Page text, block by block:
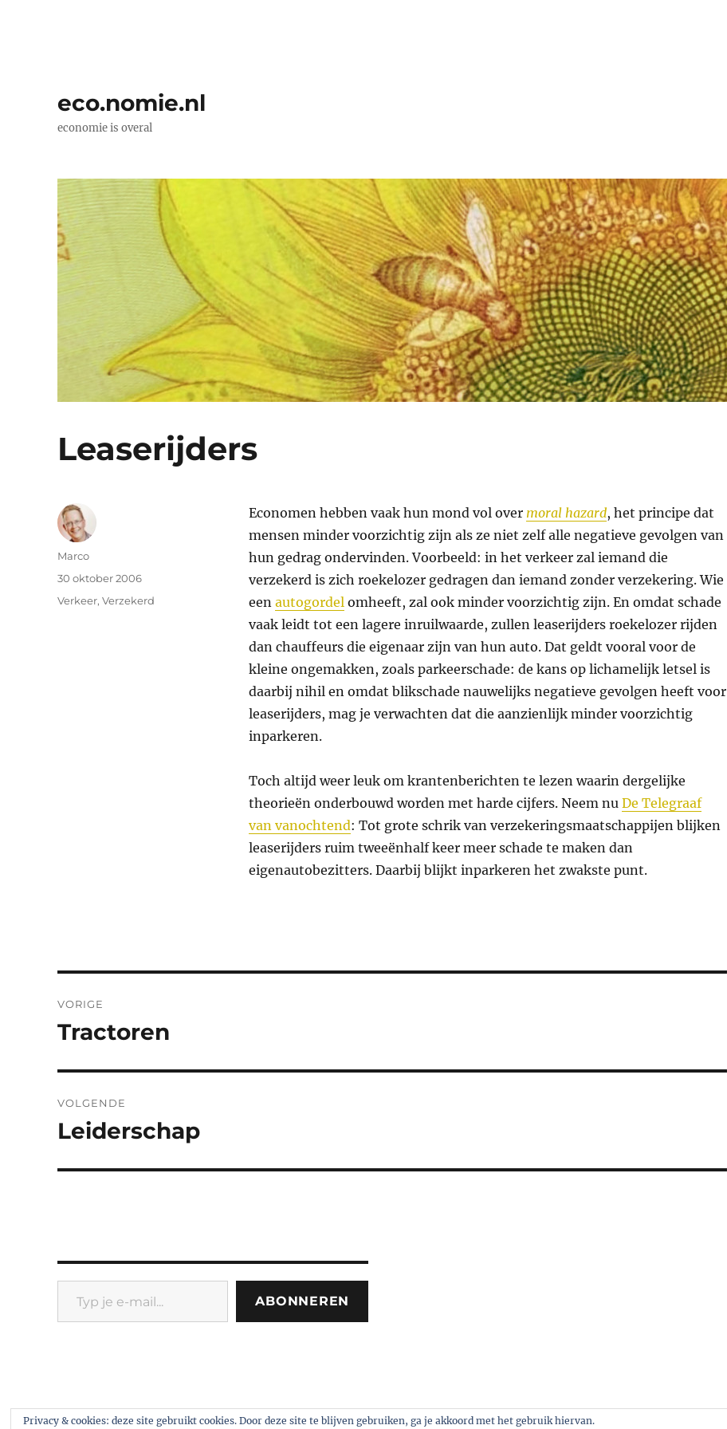
eco.nomie.nl
economie is overal
Leaserijders
Economen hebben vaak hun mond vol over moral hazard, het principe dat
mensen minder voorzichtig zijn als ze niet zelf alle negatieve gevolgen van
hun gedrag ondervinden. Voorbeeld: in het verkeer zal iemand die
verzekerd is zich roekelozer gedragen dan iemand zonder verzekering. Wie
een autogordel omheeft, zal ook minder voorzichtig zijn. En omdat schade
vaak leidt tot een lagere inruilwaarde, zullen leaserijders roekelozer rijden
dan chauffeurs die eigenaar zijn van hun auto. Dat geldt vooral voor de
kleine ongemakken, zoals parkeerschade: de kans op lichamelijk letsel is
daarbij nihil en omdat blikschade nauwelijks negatieve gevolgen heeft voor
leaserijders, mag je verwachten dat die aanzienlijk minder voorzichtig
inparkeren.
Toch altijd weer leuk om krantenberichten te lezen waarin dergelijke
theorieën onderbouwd worden met harde cijfers. Neem nu De Telegraaf
van vanochtend: Tot grote schrik van verzekeringsmaatschappijen blijken
leaserijders ruim tweeënhalf keer meer schade te maken dan
eigenautobezitters. Daarbij blijkt inparkeren het zwakste punt.
Auteur
Marco
Geplaatst
30 oktober 2006
Categorieën
Verkeer, Verzekerd
navigatie
VORIGE
Vorig
Tractoren
VOLGENDE
Volgend
Leiderschap
Typ je e-mail...
ABONNEREN
eco.nomie.nl Ondersteund door WordPress
Privacy & cookies: deze site gebruikt cookies. Door deze site te blijven gebruiken, ga je akkoord met het gebruik hiervan.